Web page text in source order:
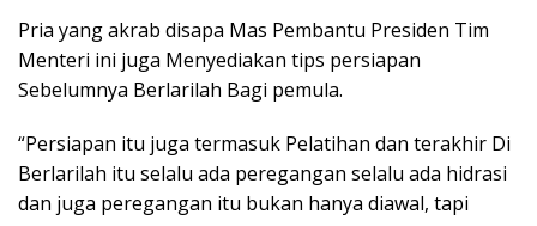
Pria yang akrab disapa Mas Pembantu Presiden Tim
Menteri ini juga Menyediakan tips persiapan
Sebelumnya Berlarilah Bagi pemula.
“Persiapan itu juga termasuk Pelatihan dan terakhir Di
Berlarilah itu selalu ada peregangan selalu ada hidrasi
dan juga peregangan itu bukan hanya diawal, tapi